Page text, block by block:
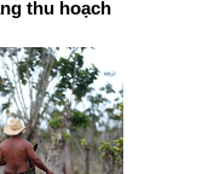
thu hoạch